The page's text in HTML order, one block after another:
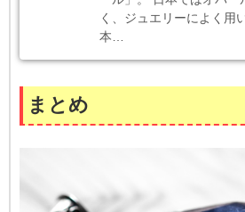
く、ジュエリーによく用
本…
まとめ